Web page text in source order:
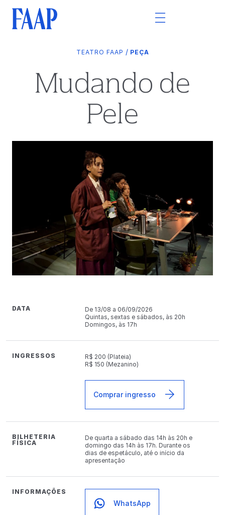
TEATRO FAAP / PEÇA
Mudando de
Pele
DATA
De 13/08 a 06/09/2026
Quintas, sextas e sábados, às 20h
Domingos, às 17h
INGRESSOS
R$ 200 (Plateia)
R$ 150 (Mezanino)
Comprar ingresso
BILHETERIA
FÍSICA
De quarta a sábado das 14h às 20h e
domingo das 14h às 17h. Durante os
dias de espetáculo, até o início da
apresentação
INFORMAÇÕES
WhatsApp